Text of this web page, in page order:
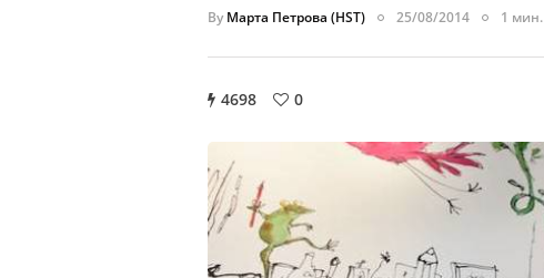
By Марта Петрова (HST) 25/08/2014 1 мин.
4698 0